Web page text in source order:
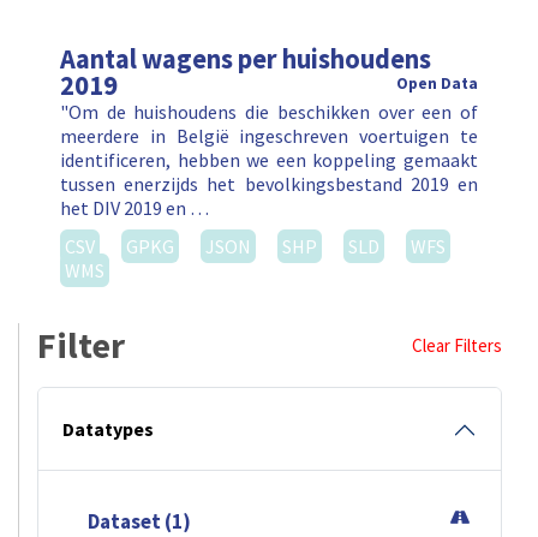
Aantal wagens per huishoudens
2019 Open Data
"Om de huishoudens die beschikken over een of
meerdere in België ingeschreven voertuigen te
identificeren, hebben we een koppeling gemaakt
tussen enerzijds het bevolkingsbestand 2019 en
het DIV 2019 en …
CSV
GPKG JSON SHP SLD
WFS
WMS
Filter Clear Filters
Datatypes
Dataset (1)